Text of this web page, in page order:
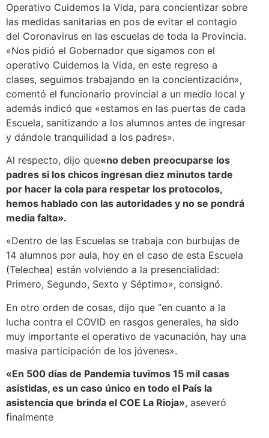
Operativo Cuidemos la Vida, para concientizar sobre
las medidas sanitarias en pos de evitar el contagio
del Coronavirus en las escuelas de toda la Provincia.
«Nos pidió el Gobernador que sigamos con el
operativo Cuidemos la Vida, en este regreso a
clases, seguimos trabajando en la concientización»,
comentó el funcionario provincial a un medio local y
además indicó que «estamos en las puertas de cada
Escuela, sanitizando a los alumnos antes de ingresar
y dándole tranquilidad a los padres».
Al respecto, dijo que«no deben preocuparse los
padres si los chicos ingresan diez minutos tarde
por hacer la cola para respetar los protocolos,
hemos hablado con las autoridades y no se pondrá
media falta».
«Dentro de las Escuelas se trabaja con burbujas de
14 alumnos por aula, hoy en el caso de esta Escuela
(Telechea) están volviendo a la presencialidad:
Primero, Segundo, Sexto y Séptimo», consignó.
En otro orden de cosas, dijo que “en cuanto a la
lucha contra el COVID en rasgos generales, ha sido
muy importante el operativo de vacunación, hay una
masiva participación de los jóvenes».
«En 500 días de Pandemia tuvimos 15 mil casas
asistidas, es un caso único en todo el País la
asistencia que brinda el COE La Rioja», aseveró
finalmente